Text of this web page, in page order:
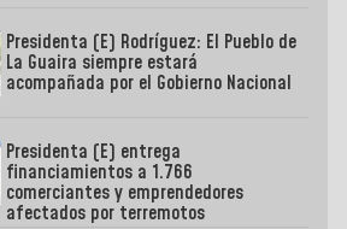
Presidenta (E) Rodríguez: El Pueblo de
La Guaira siempre estará
acompañada por el Gobierno Nacional
Presidenta (E) entrega
financiamientos a 1.766
comerciantes y emprendedores
afectados por terremotos